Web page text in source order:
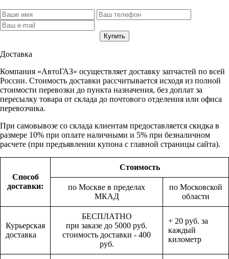
Доставка
Компания «АвтоГАЗ» осуществляет доставку запчастей по всей
России. Стоимость доставки рассчитывается исходя из полной
стоимости перевозки до пункта назначения, без доплат за
пересылку товара от склада до почтового отделения или офиса
перевозчика.
При самовывозе со склада клиентам предоставляется скидка в
размере 10% при оплате наличными и 5% при безналичном
расчете (при предъявлении купона с главной страницы сайта).
Способ
доставки:
Стоимость
по Москве в пределах
МКАД
по Московской
области
Курьерская
доставка
БЕСПЛАТНО
при заказе до 5000 руб.
стоимость доставки - 400
руб.
+ 20 руб. за
каждый
километр